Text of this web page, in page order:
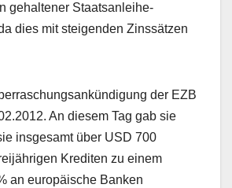
gehaltener Staatsanleihe-
dies mit steigenden Zinssätzen
der EZB
An diesem Tag gab sie
insgesamt über USD 700
Krediten zu einem
an europäische Banken